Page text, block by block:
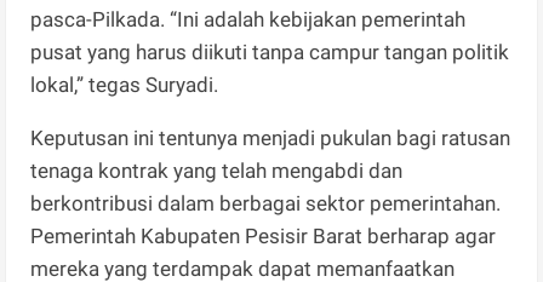
pasca-Pilkada. “Ini adalah kebijakan pemerintah
pusat yang harus diikuti tanpa campur tangan politik
lokal,” tegas Suryadi.
Keputusan ini tentunya menjadi pukulan bagi ratusan
tenaga kontrak yang telah mengabdi dan
berkontribusi dalam berbagai sektor pemerintahan.
Pemerintah Kabupaten Pesisir Barat berharap agar
mereka yang terdampak dapat memanfaatkan